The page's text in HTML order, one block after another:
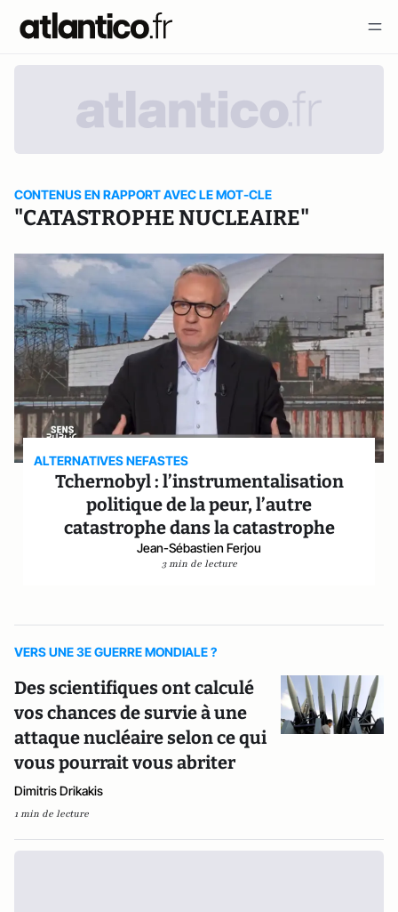
CONTENUS EN RAPPORT AVEC LE MOT-CLE
"CATASTROPHE NUCLEAIRE"
ALTERNATIVES NEFASTES
Tchernobyl : l’instrumentalisation
politique de la peur, l’autre
catastrophe dans la catastrophe
Jean-Sébastien Ferjou
3 min de lecture
VERS UNE 3E GUERRE MONDIALE ?
Des scientifiques ont calculé
vos chances de survie à une
attaque nucléaire selon ce qui
vous pourrait vous abriter
Dimitris Drikakis
1 min de lecture